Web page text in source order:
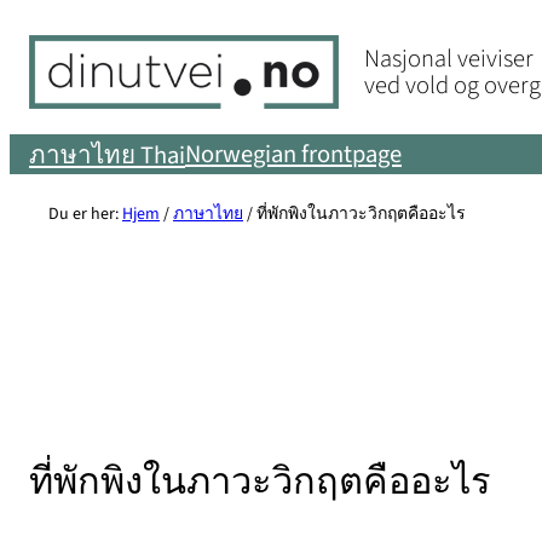
Skip
content
Nasjonal veiviser
ved vold og
ภาษาไทย ThaiNorwegian frontpage
Du er her:Hjem/ภาษาไทย/ที่พักพิงในภาวะวิกฤตคืออะไร
ที่พักพิงในภาวะวิกฤตคืออะไร